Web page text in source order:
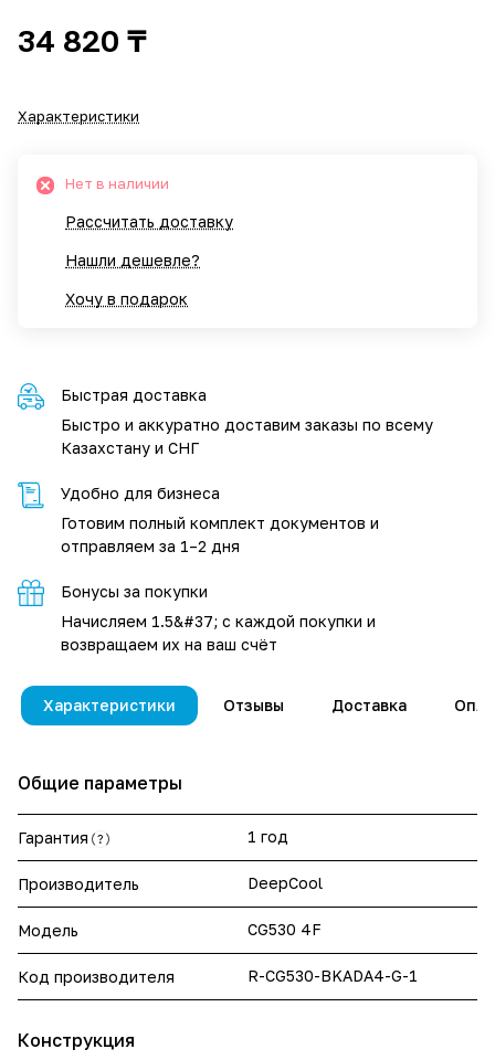
34 820 ₸
Характеристики
Нет в наличии
Рассчитать доставку
Нашли дешевле?
Хочу в подарок
Быстрая доставка
Быстро и аккуратно доставим заказы по всему
Казахстану и СНГ
Удобно для бизнеса
Готовим полный комплект документов и
отправляем за 1–2 дня
Бонусы за покупки
Начисляем 1.5&#37; с каждой покупки и
возвращаем их на ваш счёт
Характеристики Отзывы Доставка
Общие параметры
Гарантия ? 1 год
Производитель DeepCool
Модель CG530 4F
Код производителя R-CG530-BKADA4-G-1
Конструкция